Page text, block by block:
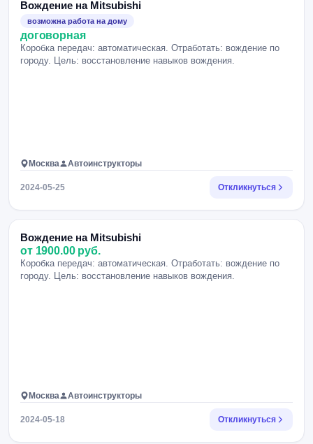
Вождение на Mitsubishi
возможна работа на дому
договорная
Коробка передач: автоматическая. Отработать: вождение по
городу. Цель: восстановление навыков вождения.
Москва Автоинструкторы
2024-05-25 Откликнуться
Вождение на Mitsubishi
от 1900.00 руб.
Коробка передач: автоматическая. Отработать: вождение по
городу. Цель: восстановление навыков вождения.
Москва Автоинструкторы
2024-05-18 Откликнуться